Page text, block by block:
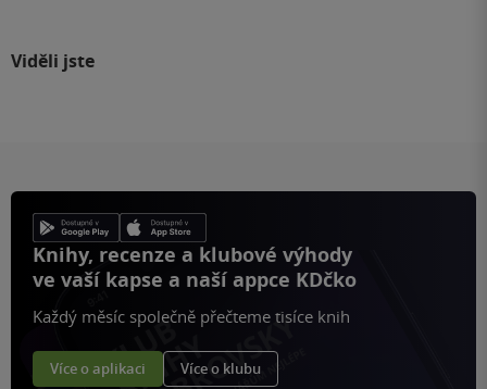
Viděli jste
Knihy, recenze a klubové výhody
ve vaší kapse a naší appce KDčko
Každý měsíc společně přečteme tisíce knih
Více o aplikaci Více o klubu